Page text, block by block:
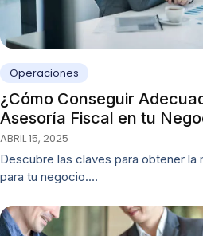
Operaciones
¿Cómo Conseguir
Asesoría Fiscal en tu
ABRIL 15, 2025
Descubre las claves para obtener la
para tu negocio.…